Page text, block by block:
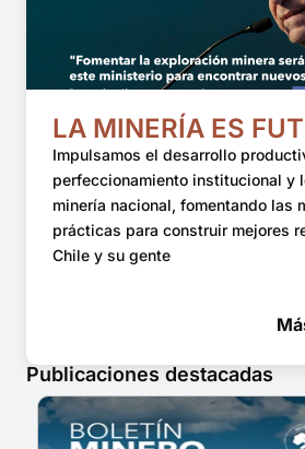
LA MINERÍA ES
Impulsamos el desarrollo
perfeccionamiento institucional y
minería nacional, fomentando las
prácticas para construir mejores
Chile y su gente
Publicaciones destacadas